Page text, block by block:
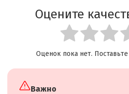
Оцените
Оценок пока нет.
Важно